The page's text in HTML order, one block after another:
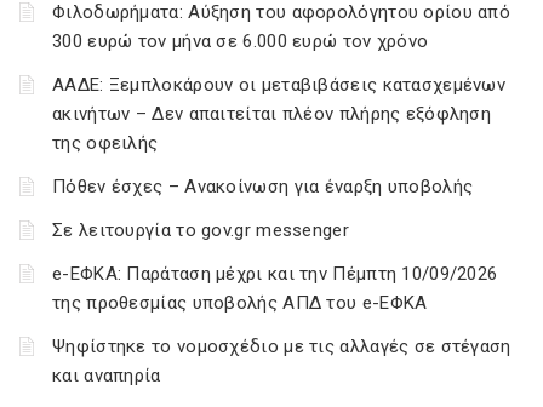
Φιλοδωρήματα: Αύξηση του αφορολόγητου ορίου από
300 ευρώ τον μήνα σε 6.000 ευρώ τον χρόνο
ΑΑΔΕ: Ξεμπλοκάρουν οι μεταβιβάσεις κατασχεμένων
ακινήτων – Δεν απαιτείται πλέον πλήρης εξόφληση
της οφειλής
Πόθεν έσχες – Ανακοίνωση για έναρξη υποβολής
Σε λειτουργία το gov.gr messenger
e-ΕΦΚΑ: Παράταση μέχρι και την Πέμπτη 10/09/2026
της προθεσμίας υποβολής ΑΠΔ του e-ΕΦΚΑ
Ψηφίστηκε το νομοσχέδιο με τις αλλαγές σε στέγαση
και αναπηρία